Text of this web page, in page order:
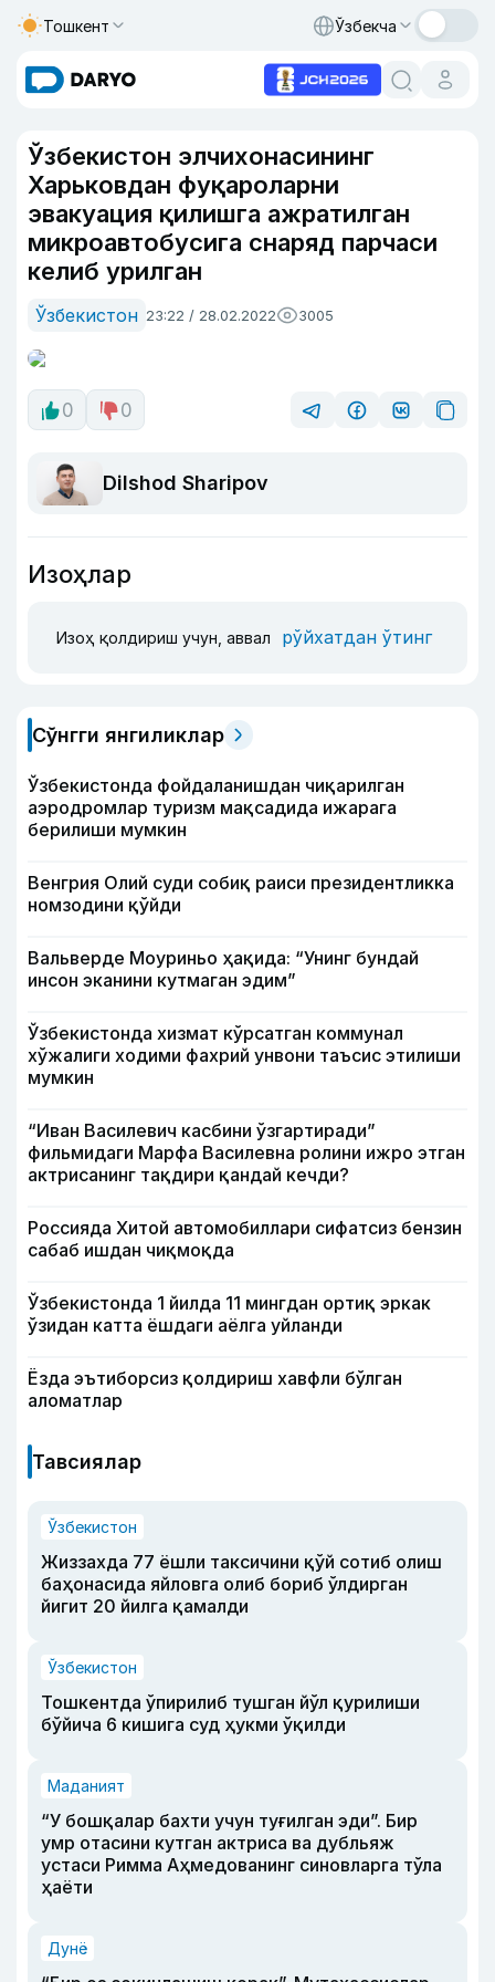
Тошкент Ўзбекча
Ўзбекистон элчихонасининг
Харьковдан фуқароларни
эвакуация қилишга ажратилган
микроавтобусига снаряд парчаси
келиб урилган
Ўзбекистон 23:22 / 28.02.2022 3005
0 0
Dilshod Sharipov
Изоҳлар
Изоҳ қолдириш учун, аввал рўйхатдан ўтинг
Сўнгги янгиликлар
Ўзбекистонда фойдаланишдан чиқарилган
аэродромлар туризм мақсадида ижарага
берилиши мумкин
Венгрия Олий суди собиқ раиси президентликка
номзодини қўйди
Вальверде Моуриньо ҳақида: “Унинг бундай
инсон эканини кутмаган эдим”
Ўзбекистонда хизмат кўрсатган коммунал
хўжалиги ходими фахрий унвони таъсис этилиши
мумкин
“Иван Василевич касбини ўзгартиради”
фильмидаги Марфа Василевна ролини ижро этган
актрисанинг тақдири қандай кечди?
Россияда Хитой автомобиллари сифатсиз бензин
сабаб ишдан чиқмоқда
Ўзбекистонда 1 йилда 11 мингдан ортиқ эркак
ўзидан катта ёшдаги аёлга уйланди
Ёзда эътиборсиз қолдириш хавфли бўлган
аломатлар
Тавсиялар
Ўзбекистон
Жиззахда 77 ёшли таксичини қўй сотиб олиш
баҳонасида яйловга олиб бориб ўлдирган
йигит 20 йилга қамалди
Ўзбекистон
Тошкентда ўпирилиб тушган йўл қурилиши
бўйича 6 кишига суд ҳукми ўқилди
Маданият
“У бошқалар бахти учун туғилган эди”. Бир
умр отасини кутган актриса ва дубльяж
устаси Римма Аҳмедованинг синовларга тўла
ҳаёти
Дунё